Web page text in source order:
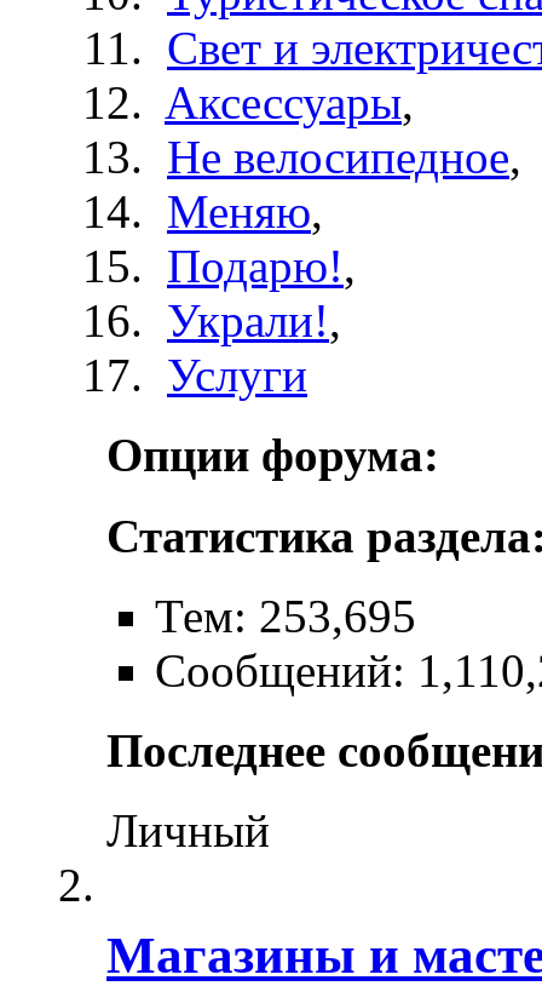
Свет и
Aксессуары,
Не велосипедное,
Меняю,
Подарю!,
Украли!,
Услуги
Опции форума:
Статистика
Тем: 253,695
Сообщений:
Последнее
Личный
Магазины и